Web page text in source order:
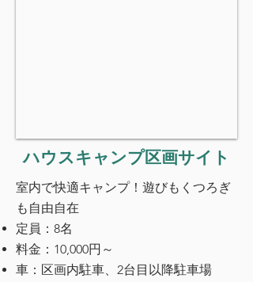
​ハウスキャンプ区画サイト
室内で快適キャンプ！遊びもくつろぎ
も自由自在
定員：8名
料金：10,000円～
車：区画内駐車、2台目以降駐車場